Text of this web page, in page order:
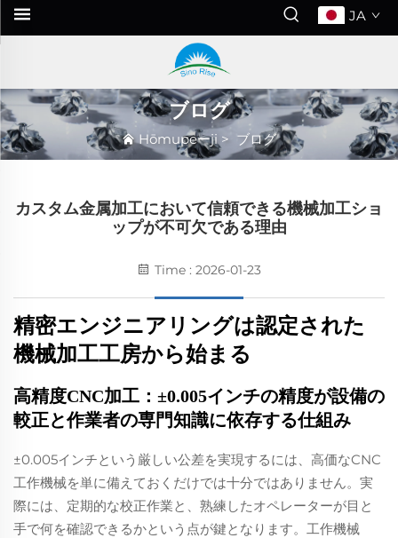
JA
ブログ
Hōmupeーji > ブログ
カスタム金属加工において信頼できる機械加工ショ
ップが不可欠である理由
Time : 2026-01-23
精密エンジニアリングは認定された
機械加工工房から始まる
高精度CNC加工：±0.005インチの精度が設備の
較正と作業者の専門知識に依存する仕組み
±0.005インチという厳しい公差を実現するには、高価なCNC
工作機械を単に備えておくだけでは十分ではありません。実
際には、定期的な校正作業と、熟練したオペレーターが目と
手で何を確認できるかという点が鍵となります。工作機械